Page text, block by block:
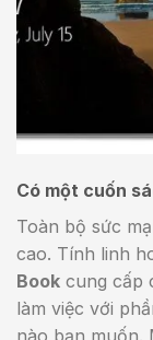
Có một cuốn
Toàn bộ sức
cao. Tính linh
Book cung cấp
làm việc với
nào bạn muốn.